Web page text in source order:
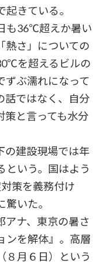
きている。
も36℃超えか暑い
熱さ」についての
を超えるビルの
ずぶ濡れになって
話ではなく、自分
策と言っても水分
建設現場では年
という。国はよう
策を義務付け
いた。
ナ、東京の暑さ
ンを解体』。高層
８月６日）という